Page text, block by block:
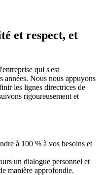
et respect, et
qui s'est
années. Nous nous appuyons
les lignes directrices de
rigoureusement et
à 100 % à vos besoins et
un dialogue personnel et
manière approfondie.